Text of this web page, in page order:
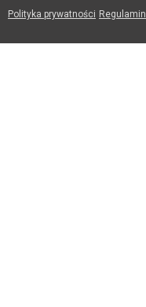
Polityka prywatności Regulamin